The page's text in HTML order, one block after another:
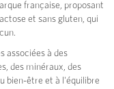
française, proposant
et sans gluten, qui
associées à des
des minéraux, des
bien-être et à l'équilibre